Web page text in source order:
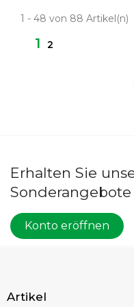
1 - 48 von 88 Artikel(n)
1 2
Erhalten Sie
Sonderangebote
Konto eröffnen
Artikel